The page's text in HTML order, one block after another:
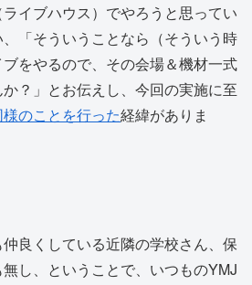
イブハウス）でやろうと思ってい
「そういうことなら（そういう時
をやるので、その会場＆機材一式
？」とお伝えし、今回の実施に至
のことを行った経緯がありま
良くしている近隣の学校さん、保
し、ということで、いつものYMJ